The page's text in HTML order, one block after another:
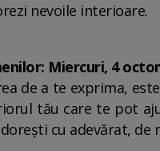
nevoile interioare.
Miercuri, 4
de a te exprima,
tău care te pot
cu adevărat,